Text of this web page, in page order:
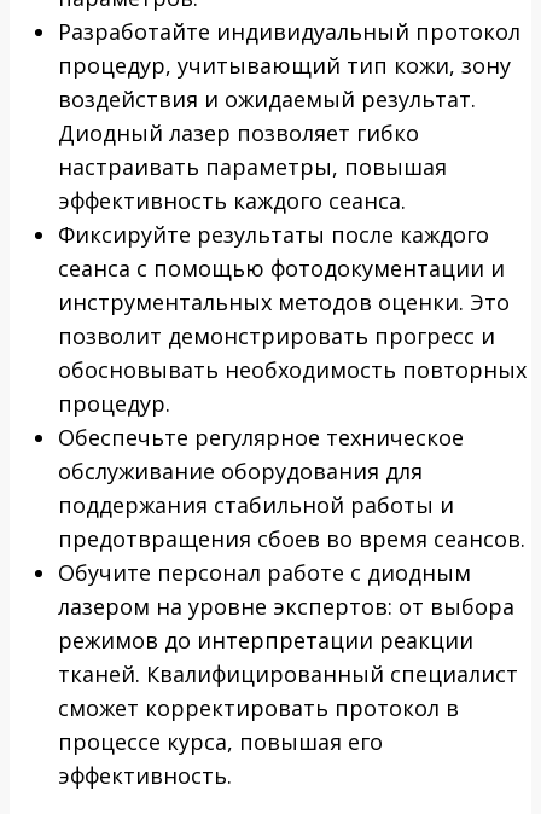
Разработайте индивидуальный протокол
процедур, учитывающий тип кожи, зону
воздействия и ожидаемый результат.
Диодный лазер позволяет гибко
настраивать параметры, повышая
эффективность каждого сеанса.
Фиксируйте результаты после каждого
сеанса с помощью фотодокументации и
инструментальных методов оценки. Это
позволит демонстрировать прогресс и
обосновывать необходимость повторных
процедур.
Обеспечьте регулярное техническое
обслуживание оборудования для
поддержания стабильной работы и
предотвращения сбоев во время сеансов.
Обучите персонал работе с диодным
лазером на уровне экспертов: от выбора
режимов до интерпретации реакции
тканей. Квалифицированный специалист
сможет корректировать протокол в
процессе курса, повышая его
эффективность.